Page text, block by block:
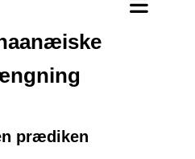
prædiken